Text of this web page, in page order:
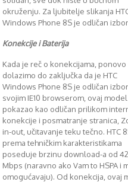
okruženju. Za ljubitelje slikanja
Windows Phone 8S je odličan izbor
Konekcije i Baterija
Kada je reč o konekcijama, ponovo
dolazimo do zaključka da je HTC
Windows Phone 8S je odličan
svojim IE10 browserom, ovaj
pokazao kao odličan prilikom
konekcije i posmatranje stranica,
in-out, učitavanje teku tečno. HTC
prema tehničkim karakteristikama
poseduje brzinu download-a od
Mbps (naravno ako Vam to HSPA i
omogućavaju). Od konekcija, ovaj